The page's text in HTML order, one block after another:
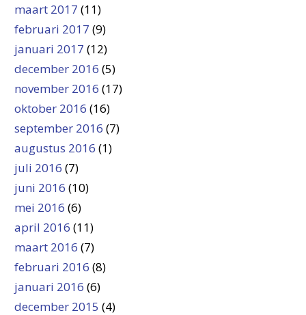
maart 2017 (11)
februari 2017 (9)
januari 2017 (12)
december 2016 (5)
november 2016 (17)
oktober 2016 (16)
september 2016 (7)
augustus 2016 (1)
juli 2016 (7)
juni 2016 (10)
mei 2016 (6)
april 2016 (11)
maart 2016 (7)
februari 2016 (8)
januari 2016 (6)
december 2015 (4)